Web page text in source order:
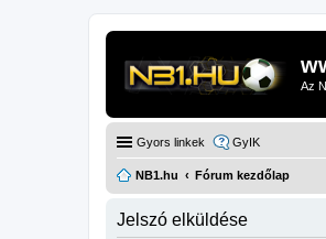
Az
Gyors linkek GyIK
NB1.hu Fórum kezdőlap
Jelszó elküldése